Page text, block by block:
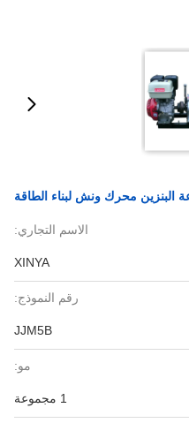
الاسم التجاري:
XINYA
رقم النموذج:
JJM5B
مو: